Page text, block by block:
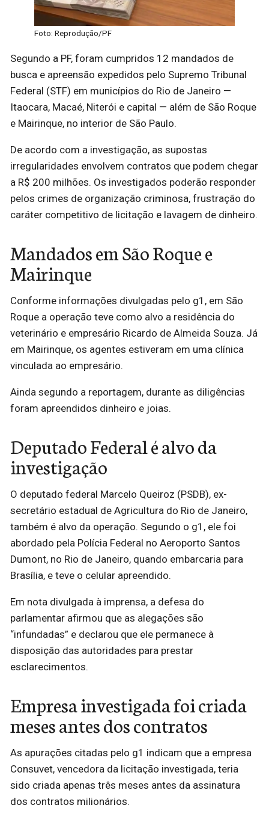
Foto: Reprodução/PF
Segundo a PF, foram cumpridos 12 mandados de
busca e apreensão expedidos pelo Supremo Tribunal
Federal (STF) em municípios do Rio de Janeiro —
Itaocara, Macaé, Niterói e capital — além de São Roque
e Mairinque, no interior de São Paulo.
De acordo com a investigação, as supostas
irregularidades envolvem contratos que podem chegar
a R$ 200 milhões. Os investigados poderão responder
pelos crimes de organização criminosa, frustração do
caráter competitivo de licitação e lavagem de dinheiro.
Mandados em São Roque e
Mairinque
Conforme informações divulgadas pelo g1, em São
Roque a operação teve como alvo a residência do
veterinário e empresário Ricardo de Almeida Souza. Já
em Mairinque, os agentes estiveram em uma clínica
vinculada ao empresário.
Ainda segundo a reportagem, durante as diligências
foram apreendidos dinheiro e joias.
Deputado Federal é alvo da
investigação
O deputado federal Marcelo Queiroz (PSDB), ex-
secretário estadual de Agricultura do Rio de Janeiro,
também é alvo da operação. Segundo o g1, ele foi
abordado pela Polícia Federal no Aeroporto Santos
Dumont, no Rio de Janeiro, quando embarcaria para
Brasília, e teve o celular apreendido.
Em nota divulgada à imprensa, a defesa do
parlamentar afirmou que as alegações são
“infundadas” e declarou que ele permanece à
disposição das autoridades para prestar
esclarecimentos.
Empresa investigada foi criada
meses antes dos contratos
As apurações citadas pelo g1 indicam que a empresa
Consuvet, vencedora da licitação investigada, teria
sido criada apenas três meses antes da assinatura
dos contratos milionários.